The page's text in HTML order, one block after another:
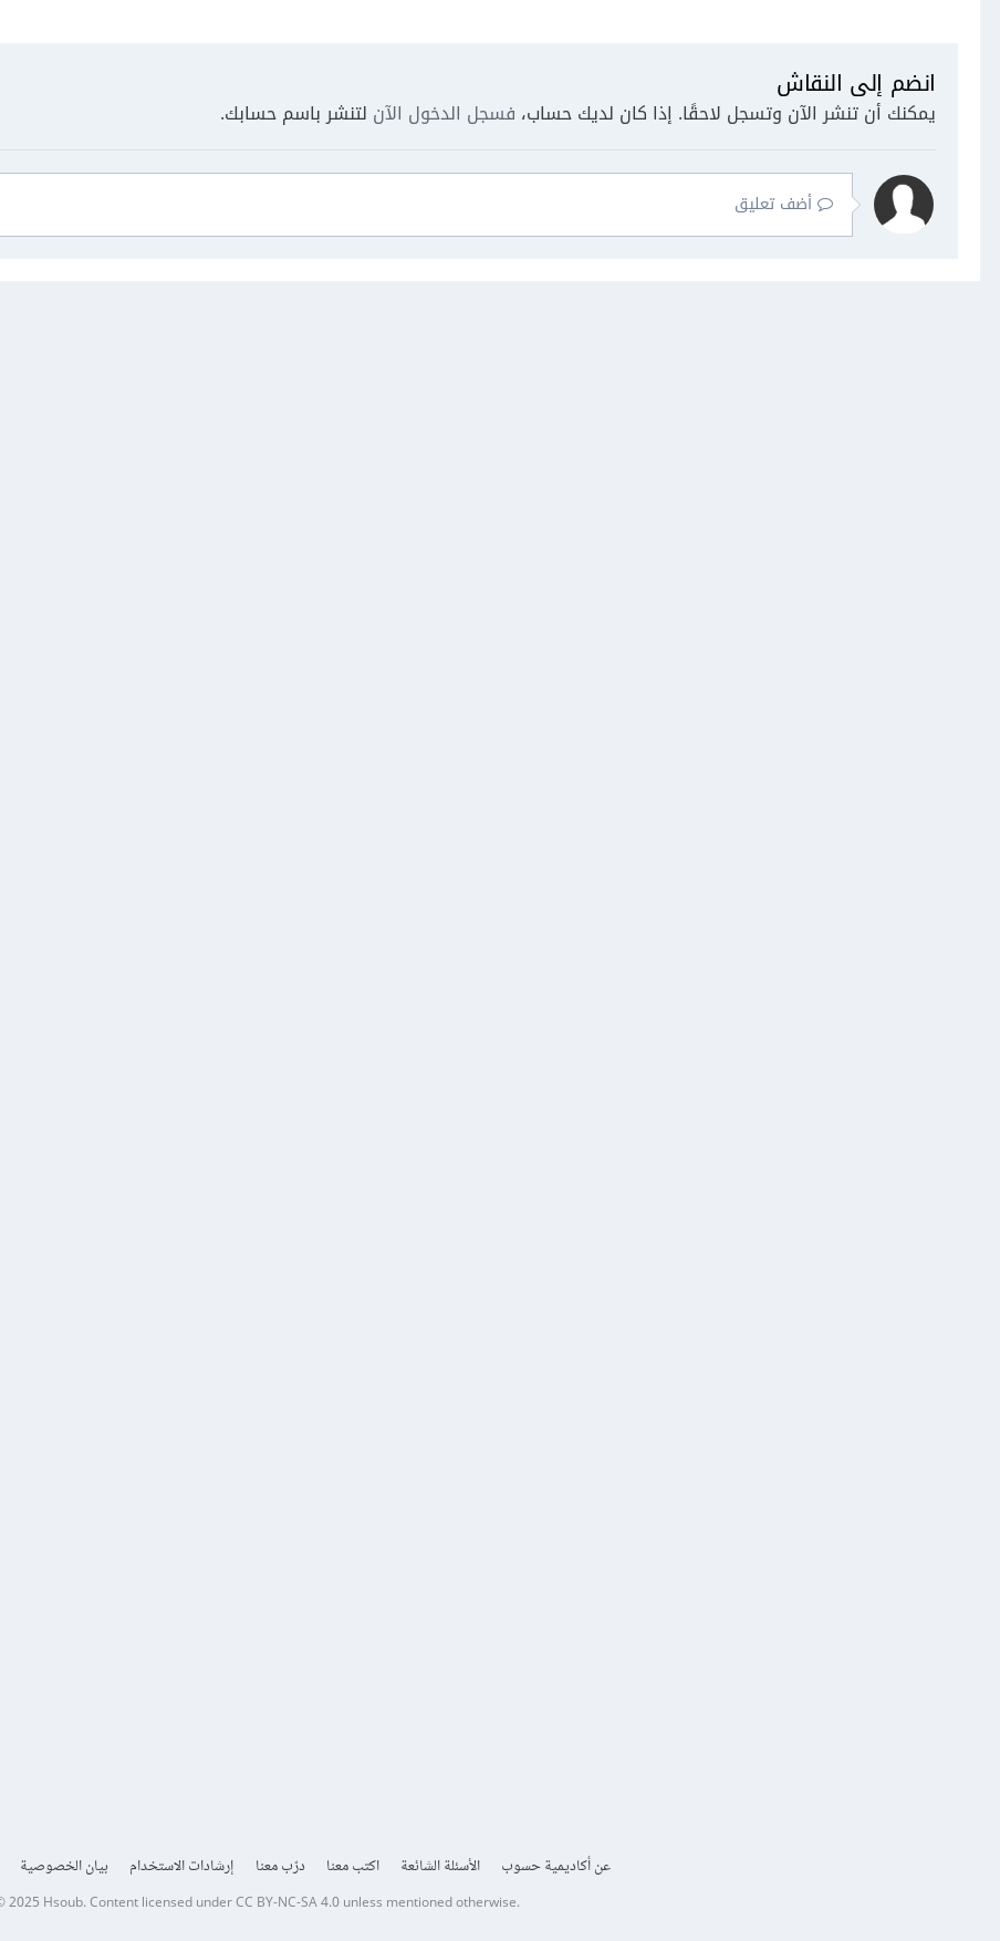
انضم إلى النقاش
يمكنك أن تنشر الآن وتسجل لاحقًا. إذا كان لديك حساب، فسجل الدخول الآن لتنشر باسم حسابك.
أضف تعليق
عن أكاديمية حسوب الأسئلة الشائعة اكتب معنا درّب معنا إرشادات الاستخدام بيان الخصوصية
2025 Hsoub.Content licensed underCC BY-NC-SA 4.0unless mentioned otherwise.